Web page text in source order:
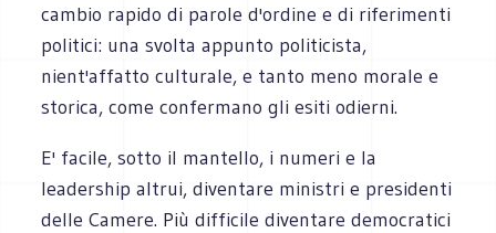
cambio rapido di parole d'ordine e di riferimenti
politici: una svolta appunto politicista,
nient'affatto culturale, e tanto meno morale e
storica, come confermano gli esiti odierni.
E' facile, sotto il mantello, i numeri e la
leadership altrui, diventare ministri e presidenti
delle Camere. Più difficile diventare democratici